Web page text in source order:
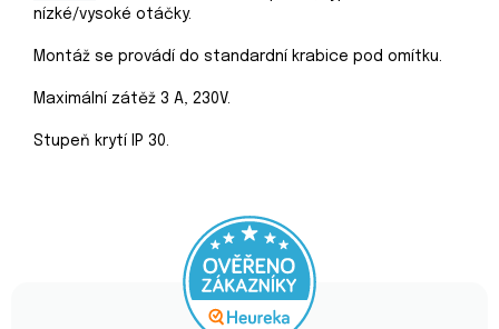
nízké/vysoké otáčky.
Montáž se provádí do standardní krabice pod omítku.
Maximální zátěž 3 A, 230V.
Stupeň krytí IP 30.